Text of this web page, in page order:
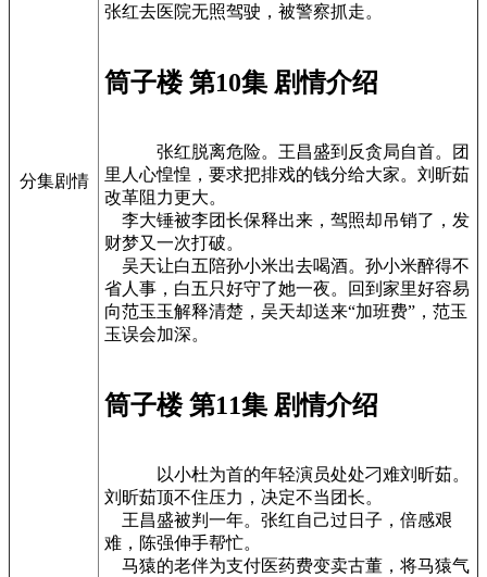
分集剧情
张红去医院无照驾驶，被警察抓走。
筒子楼 第10集 剧情介绍
张红脱离危险。王昌盛到反贪局自首。团
里人心惶惶，要求把排戏的钱分给大家。刘昕茹
改革阻力更大。
李大锤被李团长保释出来，驾照却吊销了，发
财梦又一次打破。
吴天让白五陪孙小米出去喝酒。孙小米醉得不
省人事，白五只好守了她一夜。回到家里好容易
向范玉玉解释清楚，吴天却送来“加班费”，范玉
玉误会加深。
筒子楼 第11集 剧情介绍
以小杜为首的年轻演员处处刁难刘昕茹。
刘昕茹顶不住压力，决定不当团长。
王昌盛被判一年。张红自己过日子，倍感艰
难，陈强伸手帮忙。
马猿的老伴为支付医药费变卖古董，将马猿气